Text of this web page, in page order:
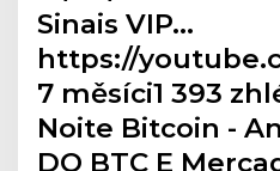
Sinais VIP…
https://
7 měsíci1 393
Noite Bitcoin -
DO BTC E